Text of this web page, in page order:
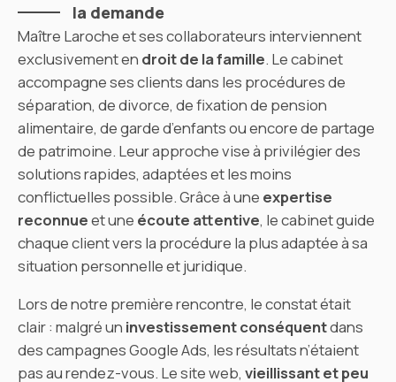
la demande
Maître Laroche et ses collaborateurs interviennent
exclusivement en droit de la famille. Le cabinet
accompagne ses clients dans les procédures de
séparation, de divorce, de fixation de pension
alimentaire, de garde d’enfants ou encore de partage
de patrimoine. Leur approche vise à privilégier des
solutions rapides, adaptées et les moins
conflictuelles possible. Grâce à une expertise
reconnueet une écoute attentive, le cabinet guide
chaque client vers la procédure la plus adaptée à sa
situation personnelle et juridique.
Lors de notre première rencontre, le constat était
clair : malgré un investissement conséquentdans
des campagnes Google Ads, les résultats n’étaient
pas au rendez-vous. Le site web, vieillissant et peu